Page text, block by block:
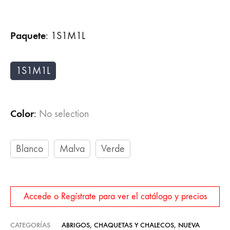
Paquete: 1S1M1L
1S1M1L
Color: No selection
Blanco Malva Verde
Accede o Regístrate para ver el catálogo y precios
CATEGORÍAS ABRIGOS, CHAQUETAS Y CHALECOS, NUEVA